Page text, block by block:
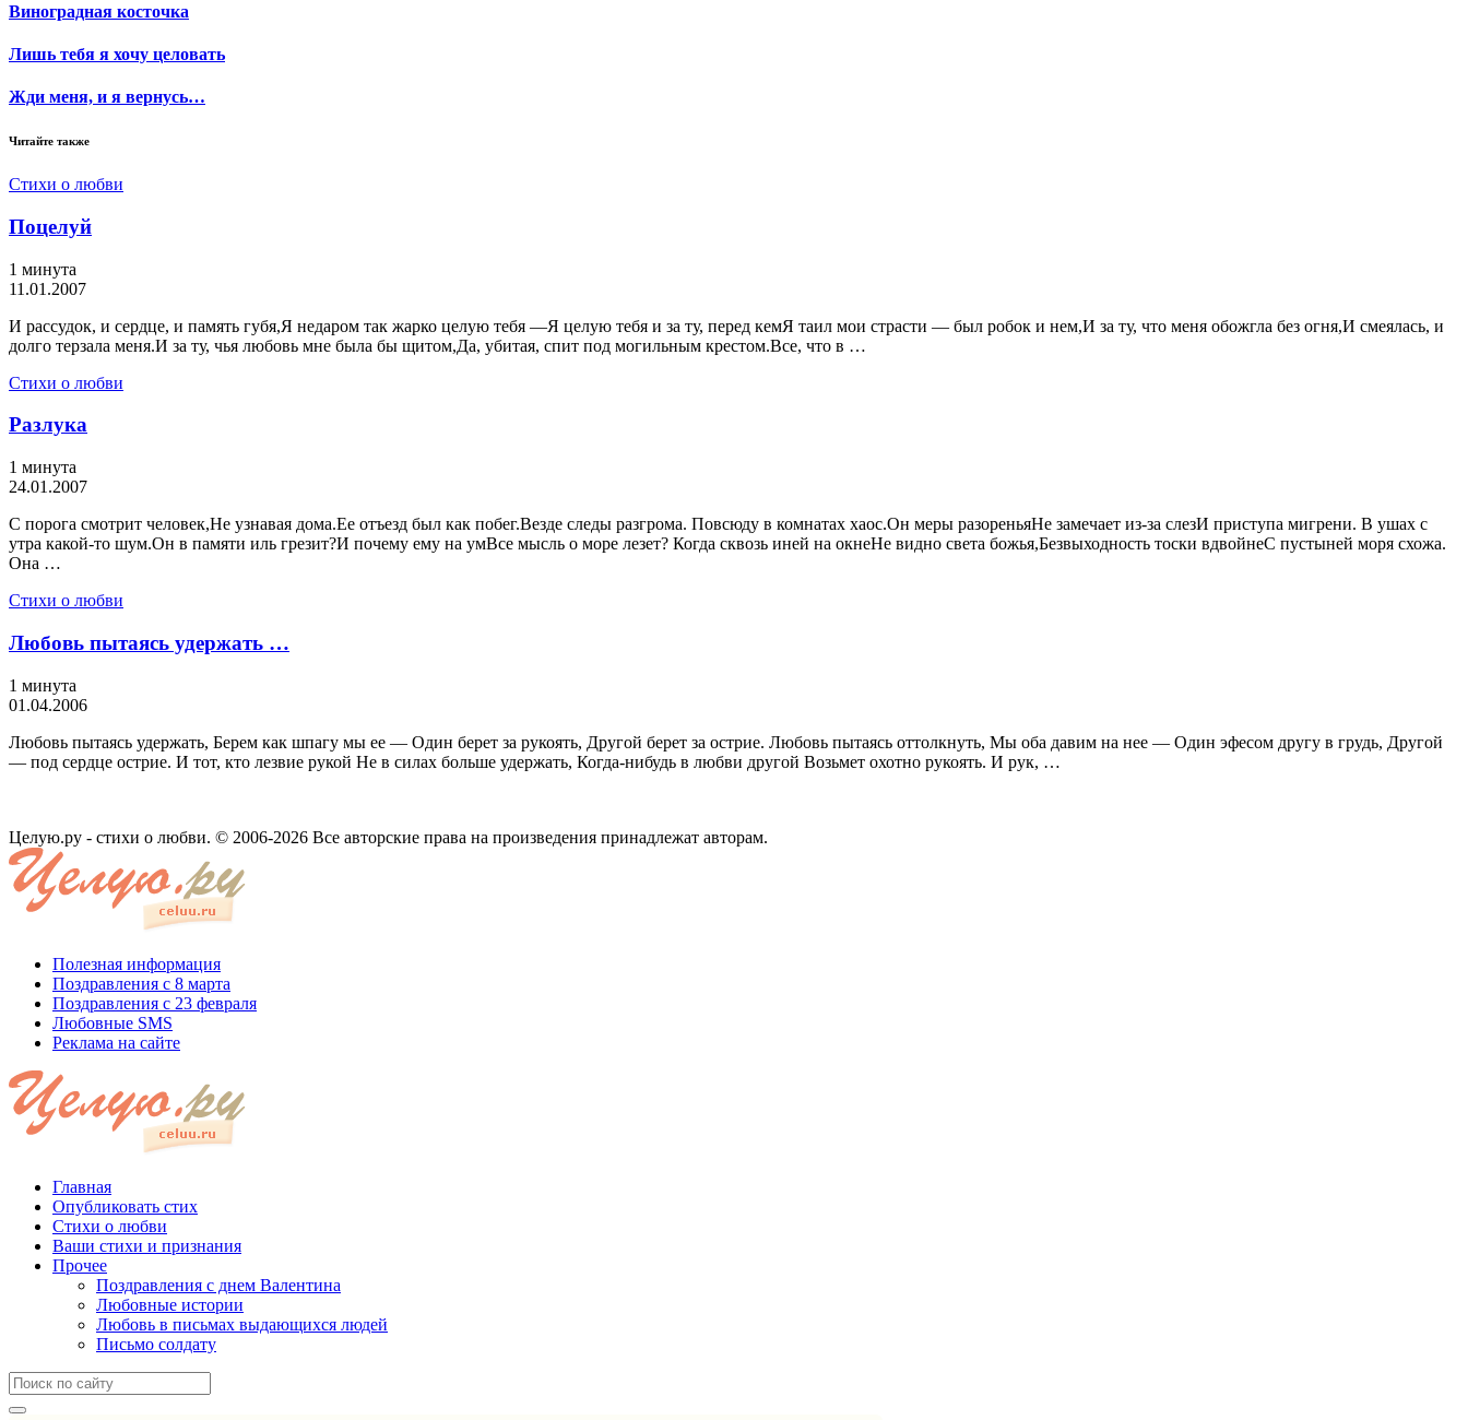
Виноградная косточка
Лишь тебя я хочу целовать
Жди меня, и я вернусь…
Читайте также
Стихи о любви
Поцелуй
1 минута
11.01.2007
И рассудок, и сердце, и память губя,Я недаром так жарко целую тебя —Я целую тебя и за ту, перед кемЯ таил мои страсти — был робок и нем,И за ту, что меня обожгла без огня,И смеялась, и
долго терзала меня.И за ту, чья любовь мне была бы щитом,Да, убитая, спит под могильным крестом.Все, что в …
Стихи о любви
Разлука
1 минута
24.01.2007
С порога смотрит человек,Не узнавая дома.Ее отъезд был как побег.Везде следы разгрома. Повсюду в комнатах хаос.Он меры разореньяНе замечает из-за слезИ приступа мигрени. В ушах с
утра какой-то шум.Он в памяти иль грезит?И почему ему на умВсе мысль о море лезет? Когда сквозь иней на окнеНе видно света божья,Безвыходность тоски вдвойнеС пустыней моря схожа.
Она …
Стихи о любви
Любовь пытаясь удержать …
1 минута
01.04.2006
Любовь пытаясь удержать, Берем как шпагу мы ее — Один берет за рукоять, Другой берет за острие. Любовь пытаясь оттолкнуть, Мы оба давим на нее — Один эфесом другу в грудь, Другой
— под сердце острие. И тот, кто лезвие рукой Не в силах больше удержать, Когда-нибудь в любви другой Возьмет охотно рукоять. И рук, …
Целую.ру - стихи о любви. © 2006-2026 Все авторские права на произведения принадлежат авторам.
Полезная информация
Поздравления с 8 марта
Поздравления с 23 февраля
Любовные SMS
Реклама на сайте
Главная
Опубликовать стих
Стихи о любви
Ваши стихи и признания
Прочее
Поздравления с днем Валентина
Любовные истории
Любовь в письмах выдающихся людей
Письмо солдату